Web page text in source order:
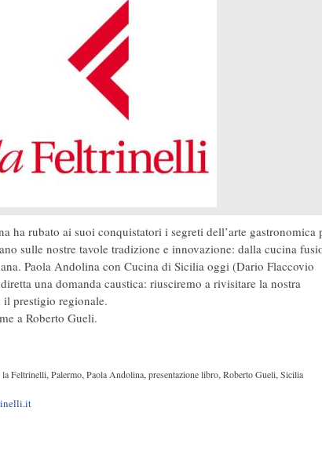
ha rubato ai suoi conquistatori i segreti dell’arte gastronomica
sulle nostre tavole tradizione e innovazione: dalla cucina
Paola Andolina con Cucina di Sicilia oggi (Dario Flaccovio
una domanda caustica: riusciremo a rivisitare la nostra
prestigio regionale.
a Roberto Gueli.
la Feltrinelli,Palermo,Paola Andolina,presentazione libro,Roberto Gueli,Sicilia